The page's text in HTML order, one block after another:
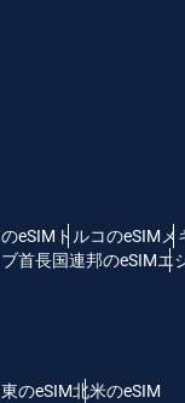
eSIM トルコのeSIM メ
首長国連邦のeSIMエ
のeSIM北米のeSIM
Deutsch
THB - タイ・バー